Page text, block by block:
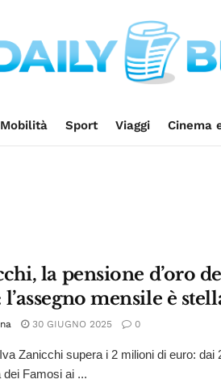
Mobilità Sport Viaggi Cinema
la pensione d’oro
mensile è
30 GIUGNO 2025 0
Zanicchi supera i 2 milioni di euro: dai
dei Famosi ai ...